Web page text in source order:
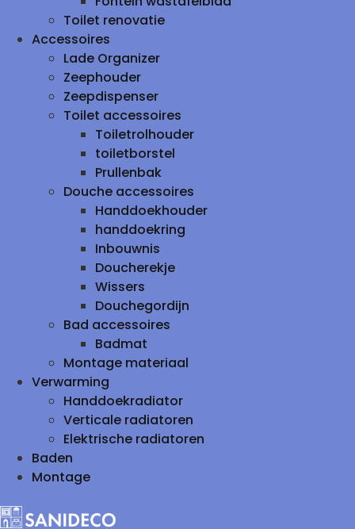
Toilet renovatie
Accessoires
Lade Organizer
Zeephouder
Zeepdispenser
Toilet accessoires
Toiletrolhouder
toiletborstel
Prullenbak
Douche accessoires
Handdoekhouder
handdoekring
Inbouwnis
Doucherekje
Wissers
Douchegordijn
Bad accessoires
Badmat
Montage materiaal
Verwarming
Handdoekradiator
Verticale radiatoren
Elektrische radiatoren
Baden
Montage